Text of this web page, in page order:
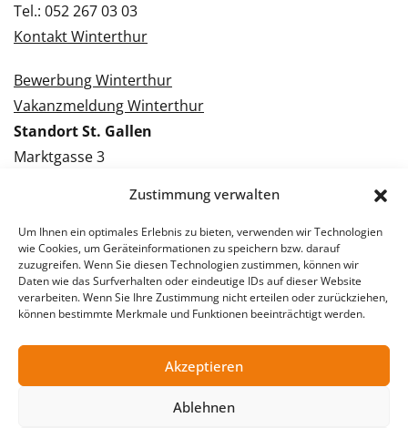
Zustimmung verwalten
Um Ihnen ein optimales Erlebnis zu bieten, verwenden wir Technologien
wie Cookies, um Geräteinformationen zu speichern bzw. darauf
zuzugreifen. Wenn Sie diesen Technologien zustimmen, können wir
Daten wie das Surfverhalten oder eindeutige IDs auf dieser Website
verarbeiten. Wenn Sie Ihre Zustimmung nicht erteilen oder zurückziehen,
können bestimmte Merkmale und Funktionen beeinträchtigt werden.
Akzeptieren
Ablehnen
Tel.: 052 267 03 03
Kontakt Winterthur
Bewerbung Winterthur
Vakanzmeldung Winterthur
Standort St. Gallen
Marktgasse 3
Kontakt St. Gallen
Bewerbung St. Gallen
Vakanzmeldung St. Gallen
© 2026 Stellentreff AG
Datenschutzerklärung